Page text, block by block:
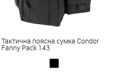
Тактична поясна сумка Condor
Fanny Pack 143